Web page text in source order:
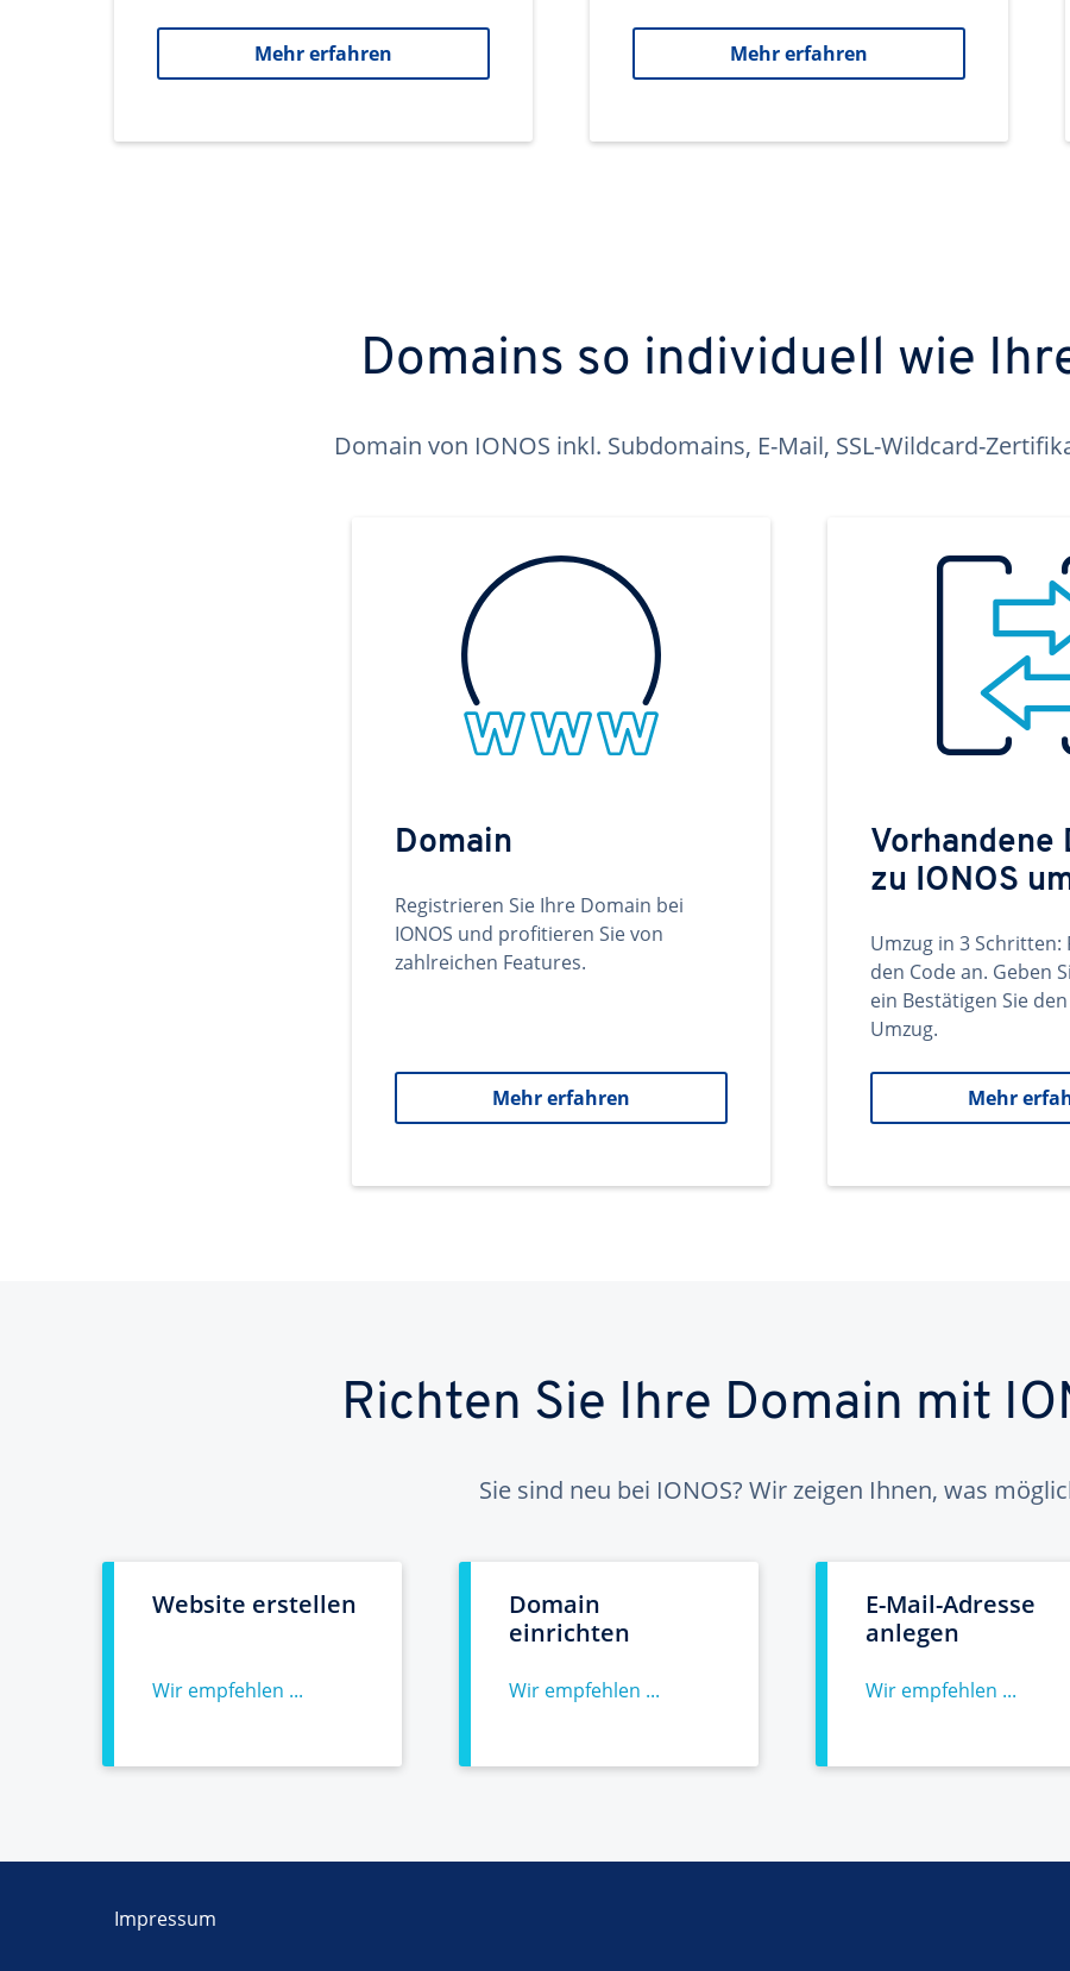
Mehr erfahren Mehr erfahren
Domains so individuell wie
Domain von IONOS inkl. Subdomains, E-Mail, SSL-Wildcard-
Domain
Registrieren Sie Ihre Domain bei
IONOS und profitieren Sie von
zahlreichen Features.
Mehr erfahren
Vorhandene
zu IONOS
Umzug in 3 Schritten:
den Code an. Geben
ein Bestätigen Sie
Umzug.
Mehr
Richten Sie Ihre Domain mit
Sie sind neu bei IONOS? Wir zeigen Ihnen, was
Website erstellen
Wir empfehlen ...
Domain
einrichten
Wir empfehlen ...
E-Mail-Adresse
anlegen
Wir empfehlen ...
Impressum